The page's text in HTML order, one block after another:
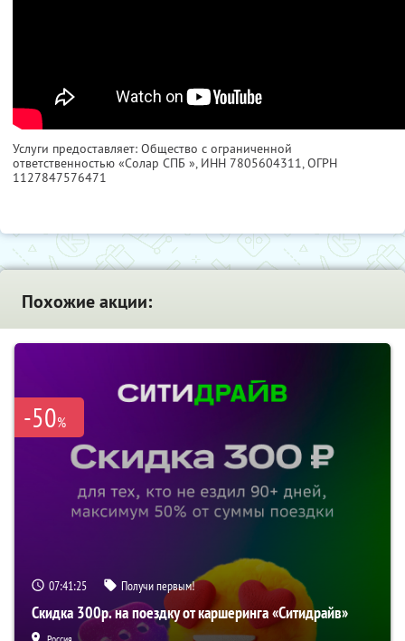
Услуги предоставляет: Общество с ограниченной
ответственностью «Солар СПБ », ИНН 7805604311, ОГРН
1127847576471
Похожие акции:
-50%
07:41:25 Получи первым!
Скидка 300р. на поездку от каршеринга «Ситидрайв»